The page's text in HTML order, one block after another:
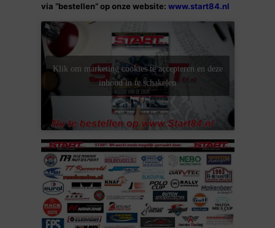
via “bestellen” op onze website: www.start84.nl
Klik om marketing cookies te accepteren en deze
inhoud in te schakelen